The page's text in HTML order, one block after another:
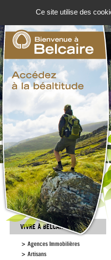
VIVRE À BELCAIRE
Agences Immobilières
Artisans
Ce site utilise des